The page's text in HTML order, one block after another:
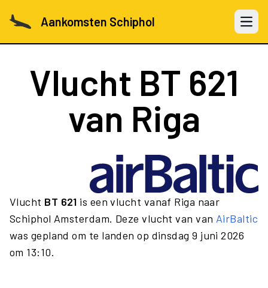
Aankomsten Schiphol Open
Vlucht BT 621
van Riga
Vlucht BT 621 is een vlucht vanaf Riga naar
Schiphol Amsterdam. Deze vlucht van van AirBaltic
was gepland om te landen op dinsdag 9 juni 2026
om 13:10.